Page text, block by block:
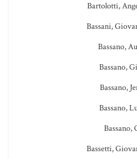
Bartolotti,
Bassani,
Bassano,
Bassano,
Bassano,
Bassano,
Bassano,
Bassetti,